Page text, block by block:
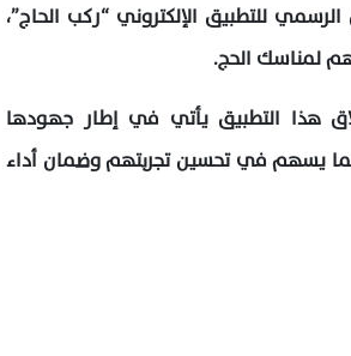
للتطبيق الإلكتروني “ركب الحاج”،
لمناسك الحج.
هذا التطبيق يأتي في إطار جهودها
مما يسهم في تحسين تجربتهم وضمان أداء